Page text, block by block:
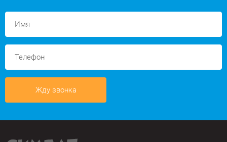
Жду звонка